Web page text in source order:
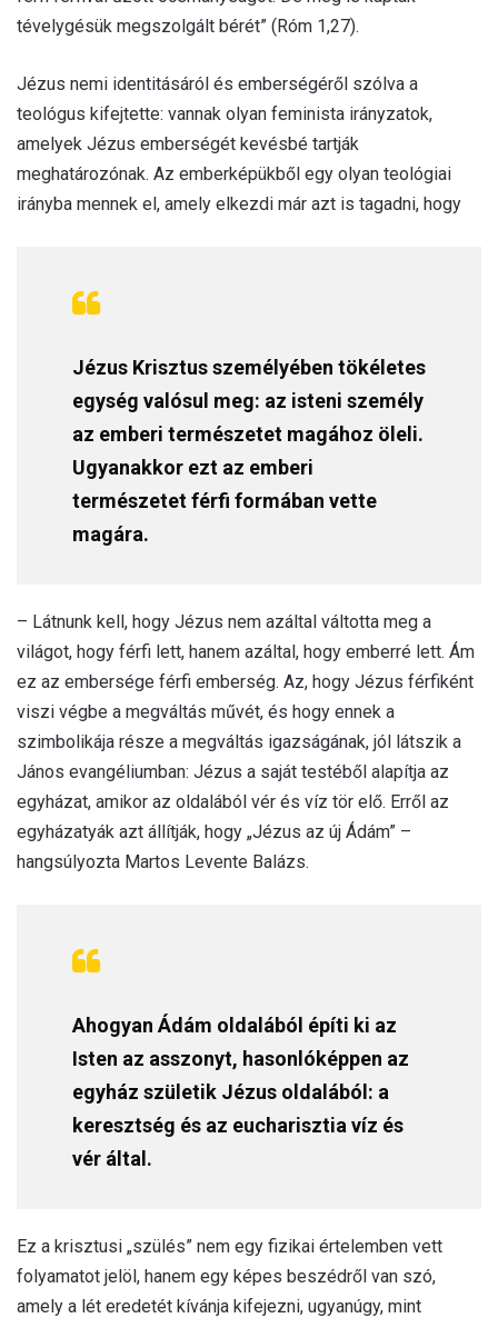
tévelygésük megszolgált bérét” (Róm 1,27).
Jézus nemi identitásáról és emberségéről szólva a
teológus kifejtette: vannak olyan feminista irányzatok,
amelyek Jézus emberségét kevésbé tartják
meghatározónak. Az emberképükből egy olyan teológiai
irányba mennek el, amely elkezdi már azt is tagadni, hogy
Jézus Krisztus személyében tökéletes
egység valósul meg: az isteni személy
az emberi természetet magához öleli.
Ugyanakkor ezt az emberi
természetet férfi formában vette
magára.
– Látnunk kell, hogy Jézus nem azáltal váltotta meg a
világot, hogy férfi lett, hanem azáltal, hogy emberré lett. Ám
ez az embersége férfi emberség. Az, hogy Jézus férfiként
viszi végbe a megváltás művét, és hogy ennek a
szimbolikája része a megváltás igazságának, jól látszik a
János evangéliumban: Jézus a saját testéből alapítja az
egyházat, amikor az oldalából vér és víz tör elő. Erről az
egyházatyák azt állítják, hogy „Jézus az új Ádám” –
hangsúlyozta Martos Levente Balázs.
Ahogyan Ádám oldalából építi ki az
Isten az asszonyt, hasonlóképpen az
egyház születik Jézus oldalából: a
keresztség és az eucharisztia víz és
vér által.
Ez a krisztusi „szülés” nem egy fizikai értelemben vett
folyamatot jelöl, hanem egy képes beszédről van szó,
amely a lét eredetét kívánja kifejezni, ugyanúgy, mint